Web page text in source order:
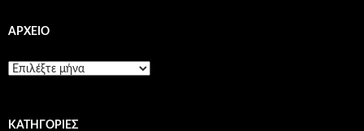
ΑΡΧΕΊΟ
Α
ίKΑΤΗΓΟΡΊΕΣ